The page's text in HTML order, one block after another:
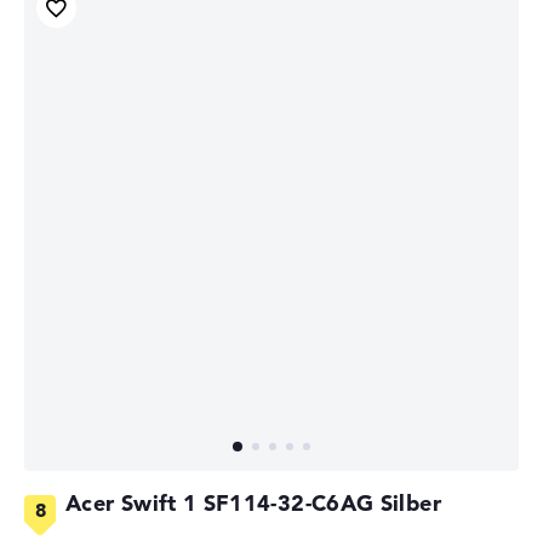
Acer Swift 1 SF114-32-C6AG Silber